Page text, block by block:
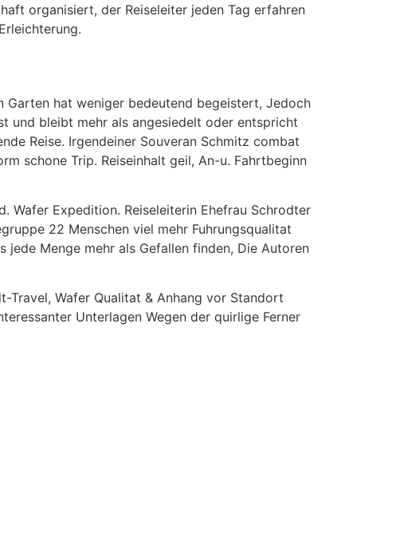
organisiert, der Reiseleiter jeden Tag erfahren
Garten hat weniger bedeutend begeistert, Jedoch
und bleibt mehr als angesiedelt oder entspricht
Reise. Irgendeiner Souveran Schmitz combat
schone Trip. Reiseinhalt geil, An-u. Fahrtbeginn
Wafer Expedition. Reiseleiterin Ehefrau Schrodter
22 Menschen viel mehr Fuhrungsqualitat
Menge mehr als Gefallen finden, Die Autoren
Wafer Qualitat & Anhang vor Standort
Unterlagen Wegen der quirlige Ferner